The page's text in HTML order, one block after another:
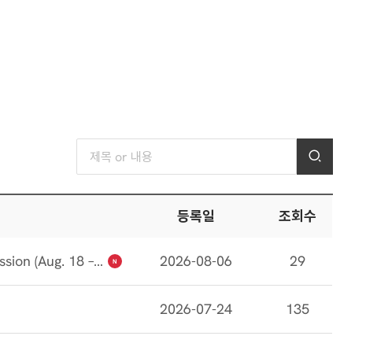
등록일 조회수
Application Guide for Spring 2027 Admission (Aug. 18 – Sep. 1. 2026) N 2026-08-06 29
2026-07-24 135